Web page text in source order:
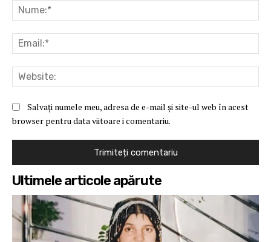
Salvați numele meu, adresa de e-mail și site-ul web în acest
browser pentru data viitoare i comentariu.
Ultimele articole apărute